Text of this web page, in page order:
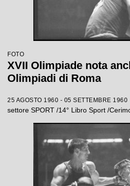
FOTO
XVII Olimpiade nota
Olimpiadi di Roma
25 AGOSTO 1960 - 05 SETTEMBRE 1960
settore SPORT /14° Libro Sport /